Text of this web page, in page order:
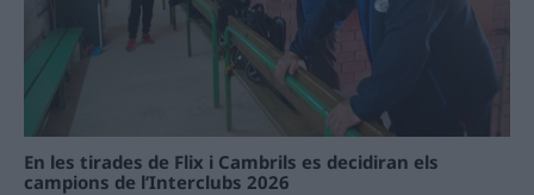
En les tirades de Flix i Cambrils es decidiran els
campions de l’Interclubs 2026